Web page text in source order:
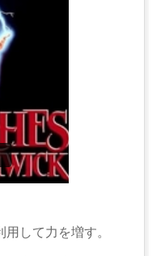
して力を増す。